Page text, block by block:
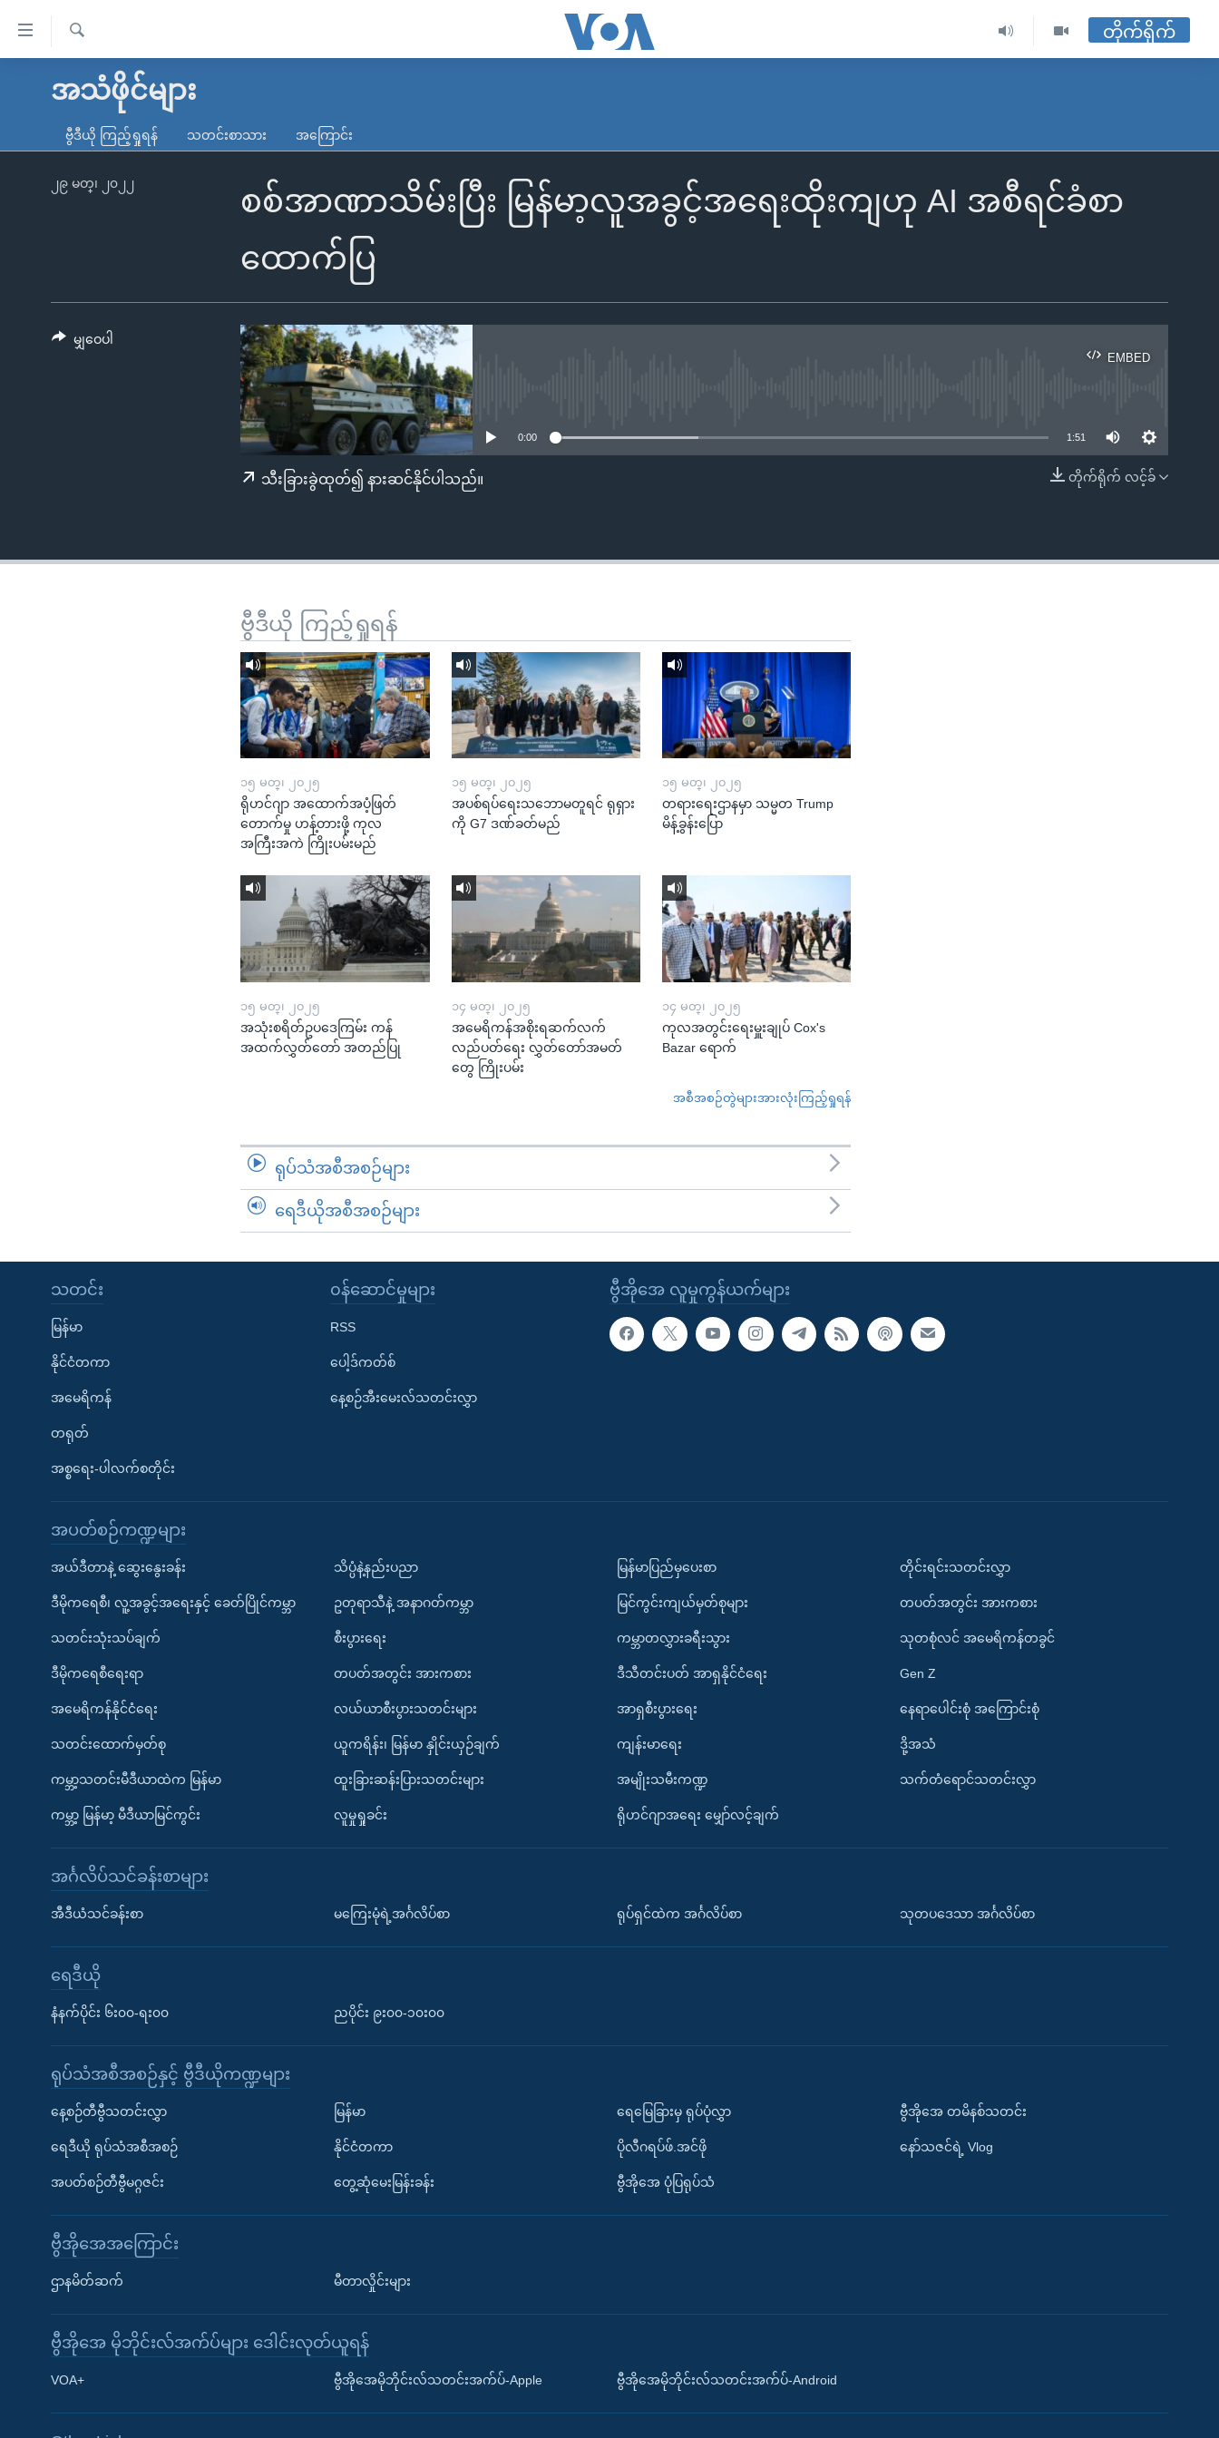
လွယ်ကူ
သည့်
ရန်
မူလစာမျက်နှာ
ကမ္ဘာ့သတင်းများ
နိုင်ငံတကာ
မကြေးမုံရဲ့ အင်္ဂလိပ်စာ
ရေဒီယို
ရေဒီယိုနှင့်ရုပ်သံ အချက်အလက်များ
Learning English
ရ
တိုက်ရိုက်
အသံဖိုင်များ
ဗွီဒီယို ကြည့်ရှုရန် သတင်းစာသား အကြောင်း
စစ်အာဏာသိမ်းပြီး မြန်မာ့လူအခွင့်အရေးထိုးကျဟု AI အစီရင်ခံစာ
ထောက်ပြ
၂၉ မတ္၊ ၂၀၂၂
EMBED
EMBED
0:00 1:51
တိုက်ရိုက် လင့်ခ်
သီးခြားခွဲထုတ်၍ နားဆင်နိုင်ပါသည်။
မျှဝေပါ
ဗွီဒီယို ကြည့်ရှုရန်
၁၅ မတ္၊ ၂၀၂၅
ရိုဟင်ဂျာ အထောက်အပံ့ဖြတ်
တောက်မှု ဟန့်တားဖို့ ကုလ
အကြီးအကဲ ကြိုးပမ်းမည်
၁၅ မတ္၊ ၂၀၂၅
အပစ်ရပ်ရေးသဘောမတူရင် ရုရှား
ကို G7 ဒဏ်ခတ်မည်
၁၅ မတ္၊ ၂၀၂၅
တရားရေးဌာနမှာ သမ္မတ Trump
မိန့်ခွန်းပြော
၁၅ မတ္၊ ၂၀၂၅
အသုံးစရိတ်ဥပဒေကြမ်း ကန်
အထက်လွှတ်တော် အတည်ပြု
၁၄ မတ္၊ ၂၀၂၅
အမေရိကန်အစိုးရဆက်လက်
လည်ပတ်ရေး လွှတ်တော်အမတ်
တွေ ကြိုးပမ်း
၁၄ မတ္၊ ၂၀၂၅
ကုလအတွင်းရေးမှူးချုပ် Cox's
Bazar ရောက်
အစီအစဉ်တွဲများအားလုံးကြည့်ရှုရန်
ရုပ်သံအစီအစဉ်များ
ရေဒီယိုအစီအစဉ်များ
ဗွီအိုအေ လူမှုကွန်ယက်များ
သတင်း
မြန်မာ
နိုင်ငံတကာ
အမေရိကန်
တရုတ်
အစ္စရေး-ပါလက်စတိုင်း
၀န်ဆောင်မှုများ
RSS
ပေါ့ဒ်ကတ်စ်
နေ့စဉ်အီးမေးလ်သတင်းလွှာ
အပတ်စဉ်ကဏ္ဍများ
အယ်ဒီတာနဲ့ ဆွေးနွေးခန်း
ဒီမိုကရေစီ၊ လူ့အခွင့်အရေးနှင့် ခေတ်ပြိုင်ကမ္ဘာ
သတင်းသုံးသပ်ချက်
ဒီမိုကရေစီရေးရာ
အမေရိကန်နိုင်ငံရေး
သတင်းထောက်မှတ်စု
ကမ္ဘာ့သတင်းမီဒီယာထဲက မြန်မာ
ကမ္ဘာ့ မြန်မာ့ မီဒီယာမြင်ကွင်း
သိပ္ပံနဲ့နည်းပညာ
ဥတုရာသီနဲ့ အနာဂတ်ကမ္ဘာ
စီးပွားရေး
တပတ်အတွင်း အားကစား
လယ်ယာစီးပွားသတင်းများ
ယူကရိန်း၊ မြန်မာ နှိုင်းယှဉ်ချက်
ထူးခြားဆန်းပြားသတင်းများ
လူမှုရှုခင်း
မြန်မာပြည်မှပေးစာ
မြင်ကွင်းကျယ်မှတ်စုများ
ကမ္ဘာတလွှားခရီးသွား
ဒီသီတင်းပတ် အာရှနိုင်ငံရေး
အာရှစီးပွားရေး
ကျန်းမာရေး
အမျိုးသမီးကဏ္ဍ
ရိုဟင်ဂျာအရေး မျှော်လင့်ချက်
တိုင်းရင်းသတင်းလွှာ
တပတ်အတွင်း အားကစား
သုတစုံလင် အမေရိကန်တခွင်
Gen Z
နေရာပေါင်းစုံ အကြောင်းစုံ
ဒို့အသံ
သက်တံရောင်သတင်းလွှာ
အင်္ဂလိပ်သင်ခန်းစာများ
အီဒီယံသင်ခန်းစာ မကြေးမုံရဲ့အင်္ဂလိပ်စာ ရုပ်ရှင်ထဲက အင်္ဂလိပ်စာ သုတပဒေသာ အင်္ဂလိပ်စာ
ရေဒီယို
နံနက်ပိုင်း ၆း၀၀-ရး၀၀ ညပိုင်း ၉း၀၀-၁၀း၀၀
ရုပ်သံအစီအစဉ်နှင့် ဗွီဒီယိုကဏ္ဍများ
နေ့စဉ်တီဗွီသတင်းလွှာ
ရေဒီယို ရုပ်သံအစီအစဉ်
အပတ်စဉ်တီဗွီမဂ္ဂဇင်း
မြန်မာ
နိုင်ငံတကာ
တွေ့ဆုံမေးမြန်းခန်း
ရေမြေခြားမှ ရုပ်ပုံလွှာ
ပိုလီဂရပ်ဖ်.အင်ဖို
ဗွီအိုအေ ပုံပြရုပ်သံ
ဗွီအိုအေ တမိနစ်သတင်း
နော်သဇင်ရဲ့ Vlog
ဗွီအိုအေအကြောင်း
ဌာနမိတ်ဆက် မီတာလှိုင်းများ
ဗွီအိုအေ မိုဘိုင်းလ်အက်ပ်များ ဒေါင်းလုတ်ယူရန်
VOA+ ဗွီအိုအေမိုဘိုင်းလ်သတင်းအက်ပ်-Apple ဗွီအိုအေမိုဘိုင်းလ်သတင်းအက်ပ်-Android